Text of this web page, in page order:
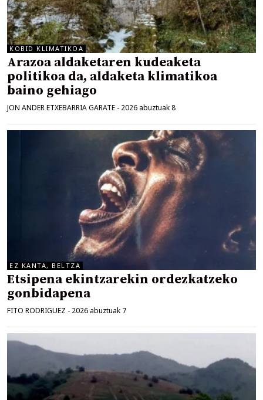
KOBID KLIMATIKOA
Arazoa aldaketaren kudeaketa
politikoa da, aldaketa klimatikoa
baino gehiago
JON ANDER ETXEBARRIA GARATE - 2026 abuztuak 8
EZ KANTA, BELTZA
Etsipena ekintzarekin ordezkatzeko
gonbidapena
FITO RODRIGUEZ - 2026 abuztuak 7